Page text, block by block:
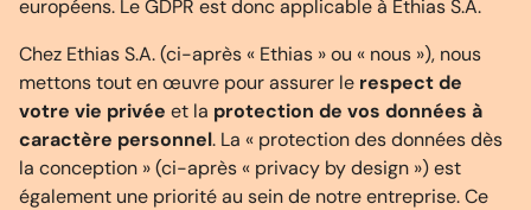
européens. Le GDPR est donc applicable à Ethias S.A.
Chez Ethias S.A. (ci-après « Ethias » ou « nous »), nous
mettons tout en œuvre pour assurer le respect de
votre vie privée et la protection de vos données à
caractère personnel. La « protection des données dès
la conception » (ci-après « privacy by design ») est
également une priorité au sein de notre entreprise. Ce